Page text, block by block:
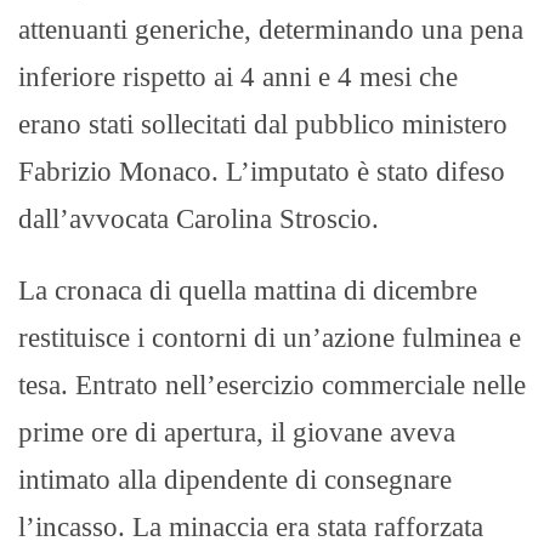
attenuanti generiche, determinando una pena
inferiore rispetto ai 4 anni e 4 mesi che
erano stati sollecitati dal pubblico ministero
Fabrizio Monaco. L’imputato è stato difeso
dall’avvocata Carolina Stroscio.
La cronaca di quella mattina di dicembre
restituisce i contorni di un’azione fulminea e
tesa. Entrato nell’esercizio commerciale nelle
prime ore di apertura, il giovane aveva
intimato alla dipendente di consegnare
l’incasso. La minaccia era stata rafforzata